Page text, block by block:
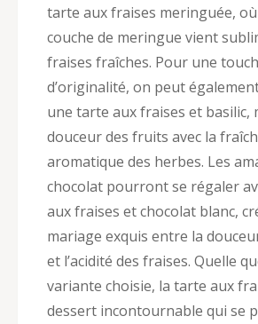
tarte aux fraises meringuée,
couche de meringue vient
fraises fraîches. Pour une
d’originalité, on peut
une tarte aux fraises et basilic,
douceur des fruits avec la
aromatique des herbes. Les
chocolat pourront se régaler
aux fraises et chocolat blanc,
mariage exquis entre la
et l’acidité des fraises. Quelle
variante choisie, la tarte aux
dessert incontournable qui se